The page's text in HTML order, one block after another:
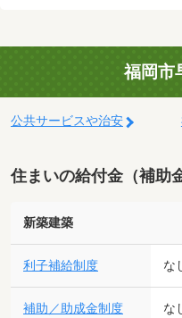
福岡市
公共サービスや治安
住まいの給付金（補助
新築建築
利子補給制度 な
補助／助成金制度 な